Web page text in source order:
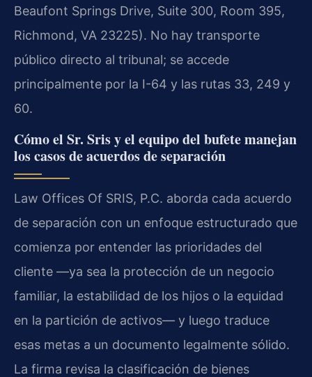
Beaufont Springs Drive, Suite 300, Room 395,
Richmond, VA 23225). No hay transporte
público directo al tribunal; se accede
principalmente por la I-64 y las rutas 33, 249 y
60.
Cómo el Sr. Sris y el equipo del bufete manejan
los casos de acuerdos de separación
Law Offices Of SRIS, P.C. aborda cada acuerdo
de separación con un enfoque estructurado que
comienza por entender las prioridades del
cliente —ya sea la protección de un negocio
familiar, la estabilidad de los hijos o la equidad
en la partición de activos— y luego traduce
esas metas a un documento legalmente sólido.
La firma revisa la clasificación de bienes